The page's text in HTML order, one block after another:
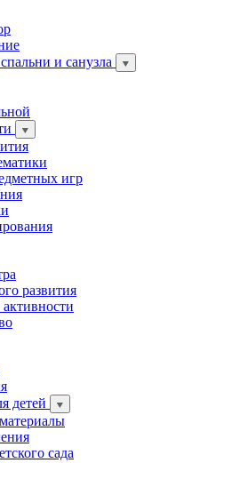
и санузла
игр
развития
детей
сада